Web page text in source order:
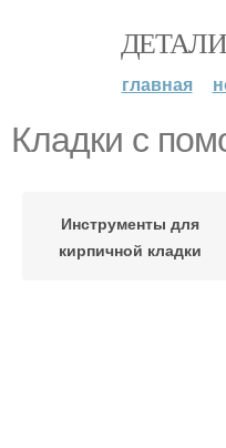
главная
Кладки с
Инструменты для
кирпичной кладки